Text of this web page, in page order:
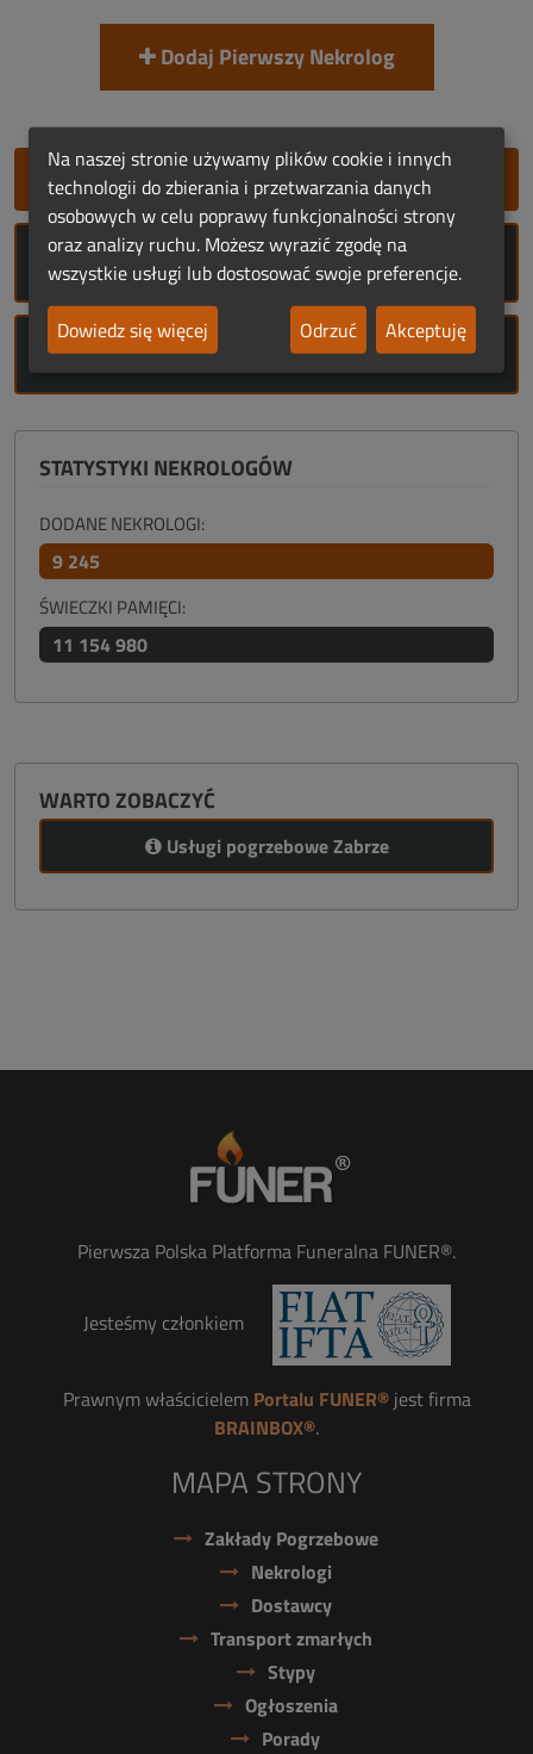
Dodaj Pierwszy Nekrolog
SZYBKIE DODANIE NEKROLOGU
ROCZNICE ŚMIERCI
ROCZNICE URODZIN
STATYSTYKI NEKROLOGÓW
DODANE NEKROLOGI:
9 245
ŚWIECZKI PAMIĘCI:
11 154 980
WARTO ZOBACZYĆ
Usługi pogrzebowe Zabrze
Pierwsza Polska Platforma Funeralna FUNER®.
Jesteśmy członkiem
Prawnym właścicielem Portalu FUNER®jest firma
BRAINBOX®.
MAPA STRONY
Zakłady Pogrzebowe
Nekrologi
Dostawcy
Transport zmarłych
Stypy
Ogłoszenia
Porady
Na naszej stronie używamy plików cookie i innych
technologii do zbierania i przetwarzania danych
osobowych w celu poprawy funkcjonalności strony
oraz analizy ruchu. Możesz wyrazić zgodę na
wszystkie usługi lub dostosować swoje preferencje.
Dowiedz się więcej
Odrzuć Akceptuję